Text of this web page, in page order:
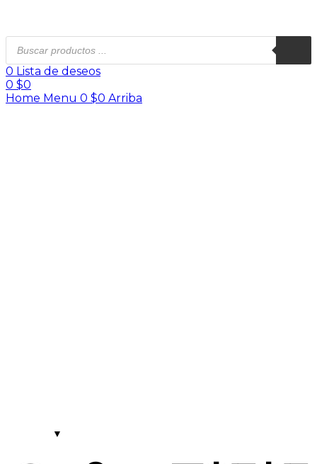
0 Lista de deseos
0 $0
Home Menu 0 $0 Arriba